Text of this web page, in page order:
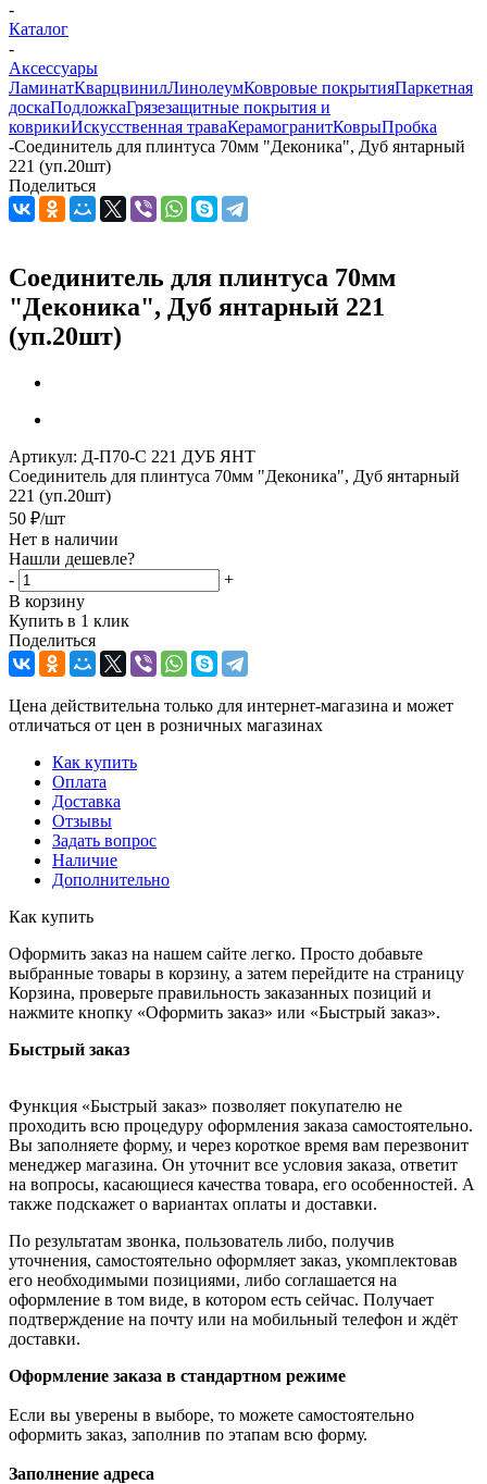
-
Каталог
-
Аксессуары
ЛаминатКварцвинилЛинолеумКовровые покрытияПаркетная
доскаПодложкаГрязезащитные покрытия и
коврикиИскусственная траваКерамогранитКоврыПробка
-Соединитель для плинтуса 70мм "Деконика", Дуб янтарный
221 (уп.20шт)
Поделиться
Соединитель для плинтуса 70мм
"Деконика", Дуб янтарный 221
(уп.20шт)
Артикул: Д-П70-С 221 ДУБ ЯНТ
Соединитель для плинтуса 70мм "Деконика", Дуб янтарный
221 (уп.20шт)
50 ₽/шт
Нет в наличии
Нашли дешевле?
-
+
В корзину
Купить в 1 клик
Поделиться
Цена действительна только для интернет-магазина и может
отличаться от цен в розничных магазинах
Как купить
Оплата
Доставка
Отзывы
Задать вопрос
Наличие
Дополнительно
Как купить
Оформить заказ на нашем сайте легко. Просто добавьте
выбранные товары в корзину, а затем перейдите на страницу
Корзина, проверьте правильность заказанных позиций и
нажмите кнопку «Оформить заказ» или «Быстрый заказ».
Быстрый заказ
Функция «Быстрый заказ» позволяет покупателю не
проходить всю процедуру оформления заказа самостоятельно.
Вы заполняете форму, и через короткое время вам перезвонит
менеджер магазина. Он уточнит все условия заказа, ответит
на вопросы, касающиеся качества товара, его особенностей. А
также подскажет о вариантах оплаты и доставки.
По результатам звонка, пользователь либо, получив
уточнения, самостоятельно оформляет заказ, укомплектовав
его необходимыми позициями, либо соглашается на
оформление в том виде, в котором есть сейчас. Получает
подтверждение на почту или на мобильный телефон и ждёт
доставки.
Оформление заказа в стандартном режиме
Если вы уверены в выборе, то можете самостоятельно
оформить заказ, заполнив по этапам всю форму.
Заполнение адреса